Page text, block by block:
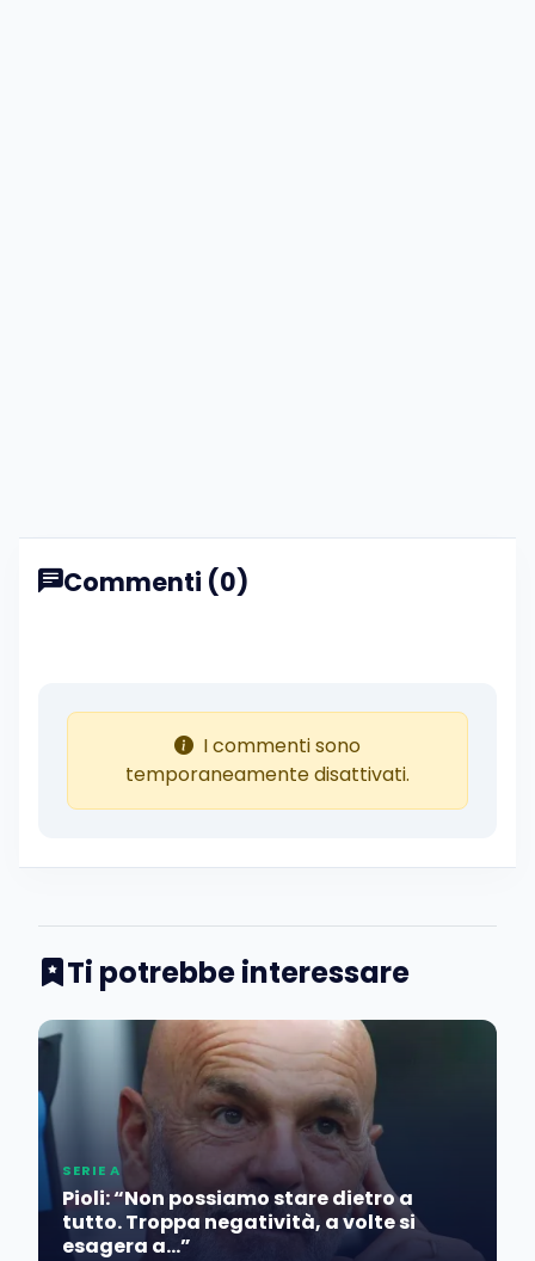
Commenti (0)
I commenti sono
temporaneamente disattivati.
Ti potrebbe interessare
SERIE A
Pioli: “Non possiamo stare dietro a
tutto. Troppa negatività, a volte si
esagera a…”